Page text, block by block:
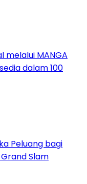
melalui MANGA
dalam 100
Peluang bagi
Slam